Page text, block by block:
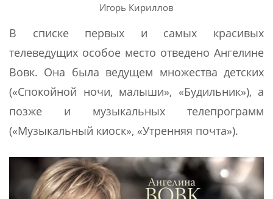
Игорь Кириллов
В списке первых и самых красивых
телеведущих особое место отведено Ангелине
Вовк. Она была ведущем множества детских
(«Спокойной ночи, малыши», «Будильник»), а
позже и музыкальных телепрограмм
(«Музыкальный киоск», «Утренняя почта»).